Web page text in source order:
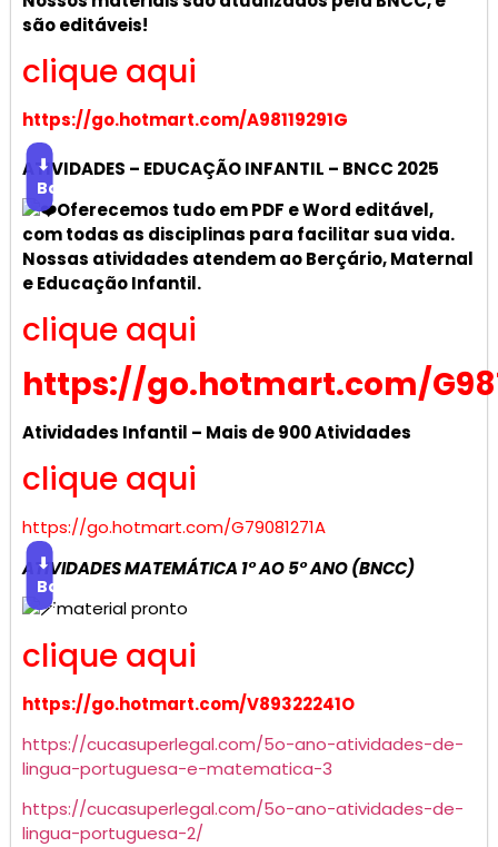
são editáveis!
clique aqui
https://go.hotmart.com/A98119291G
ATIVIDADES – EDUCAÇÃO INFANTIL – BNCC 2025
⬇
Baixar
Oferecemos tudo em PDF e Word editável,
com todas as disciplinas para facilitar sua vida.
Nossas atividades atendem ao Berçário, Maternal
e Educação Infantil.
clique aqui
https://go.hotmart.com/
Atividades Infantil – Mais de 900 Atividades
clique aqui
https://go.hotmart.com/G79081271A
ATIVIDADES MATEMÁTICA 1° AO 5° ANO (BNCC)
⬇
Baixar
material pronto
clique aqui
https://go.hotmart.com/V89322241O
https://cucasuperlegal.com/5o-ano-atividades-de-
lingua-portuguesa-e-matematica-3
https://cucasuperlegal.com/5o-ano-atividades-de-
lingua-portuguesa-2/